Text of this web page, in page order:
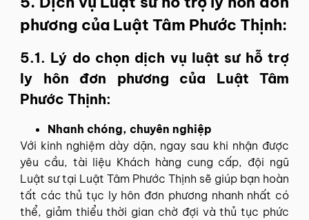
phương của Luật Tâm Phước Thịnh:
5.1. Lý do chọn dịch vụ luật sư hỗ trợ
ly hôn đơn phương của Luật Tâm
Phước Thịnh:
Nhanh chóng, chuyên nghiệp
Với kinh nghiệm dày dặn, ngay sau khi nhận được
yêu cầu, tài liệu Khách hàng cung cấp, đội ngũ
Luật sư tại Luật Tâm Phước Thịnh sẽ giúp bạn hoàn
tất các thủ tục ly hôn đơn phương nhanh nhất có
thể, giảm thiểu thời gian chờ đợi và thủ tục phức